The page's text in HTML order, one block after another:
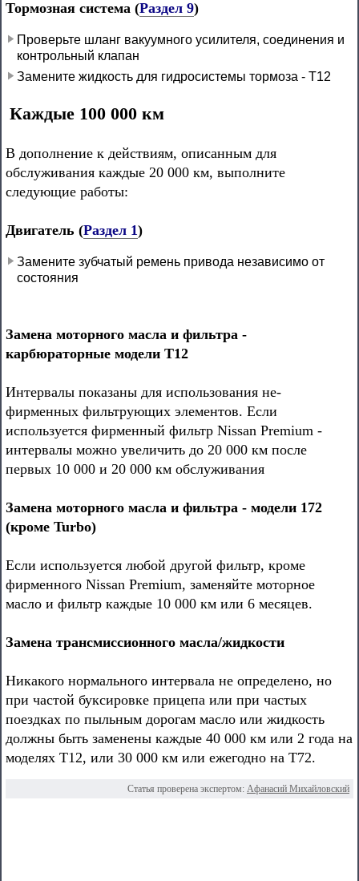
Тормозная система (Раздел 9)
Проверьте шланг вакуумного усилителя, соединения и
контрольный клапан
Замените жидкость для гидросистемы тормоза - T12
Каждые 100 000 км
В дополнение к действиям, описанным для
обслуживания каждые 20 000 км, выполните
следующие работы:
Двигатель (Раздел 1)
Замените зубчатый ремень привода независимо от
состояния
Замена моторного масла и фильтра -
карбюраторные модели Т12
Интервалы показаны для использования не-
фирменных фильтрующих элементов. Если
используется фирменный фильтр Nissan Premium -
интервалы можно увеличить до 20 000 км после
первых 10 000 и 20 000 км обслуживания
Замена моторного масла и фильтра - модели 172
(кроме Turbo)
Если используется любой другой фильтр, кроме
фирменного Nissan Premium, заменяйте моторное
масло и фильтр каждые 10 000 км или 6 месяцев.
Замена трансмиссионного масла/жидкости
Никакого нормального интервала не определено, но
при частой буксировке прицепа или при частых
поездках по пыльным дорогам масло или жидкость
должны быть заменены каждые 40 000 км или 2 года на
моделях Т12, или 30 000 км или ежегодно на Т72.
Статья проверена экспертом: Афанасий Михайловский